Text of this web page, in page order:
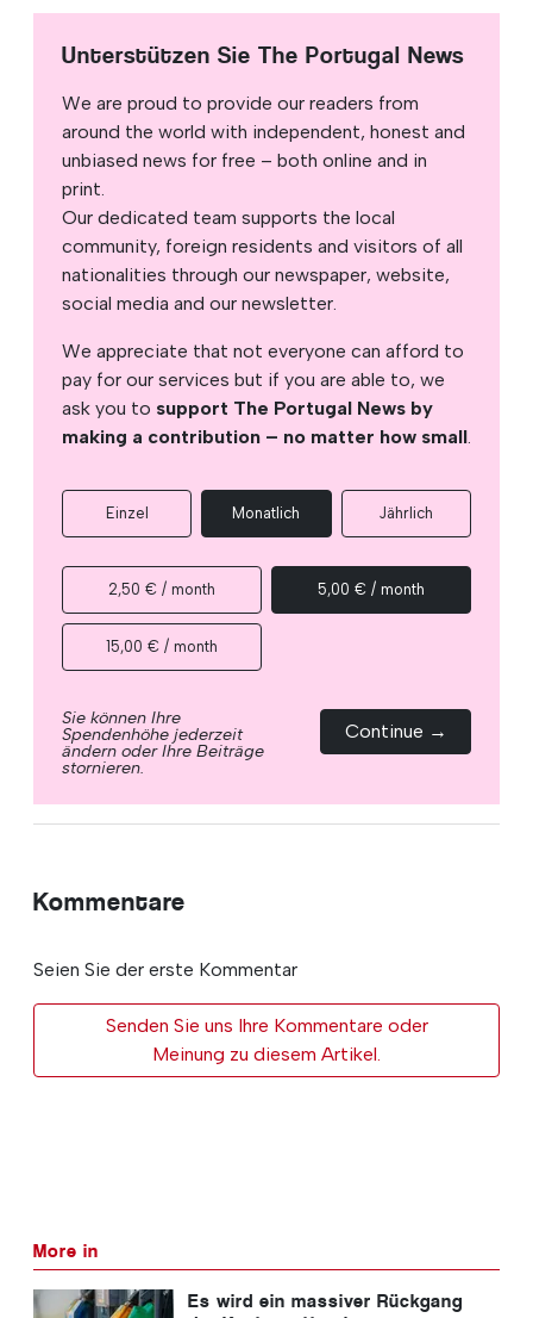
Unterstützen Sie The Portugal News
We are proud to provide our readers from
around the world with independent, honest and
unbiased news for free – both online and in
print.
Our dedicated team supports the local
community, foreign residents and visitors of all
nationalities through our newspaper, website,
social media and our newsletter.
We appreciate that not everyone can afford to
pay for our services but if you are able to, we
ask you to support The Portugal News by
making a contribution – no matter how small.
Einzel Monatlich Jährlich
2,50 € / month 5,00 € / month
15,00 € / month
Sie können Ihre
Spendenhöhe jederzeit
ändern oder Ihre Beiträge
stornieren.
Continue →
Kommentare
Seien Sie der erste Kommentar
Senden Sie uns Ihre Kommentare oder
Meinung zu diesem Artikel.
More in
Es wird ein massiver Rückgang